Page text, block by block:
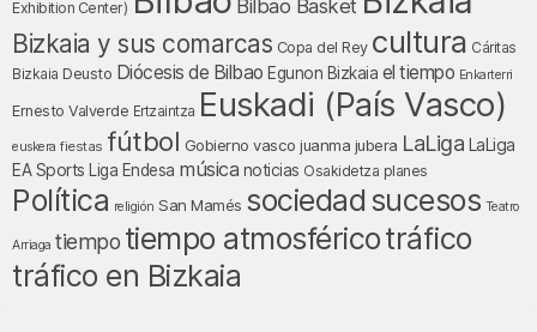
Exhibition Center) Bilbao Basket
Bizkaia y sus comarcas Copa del Rey cultura Cáritas
Bizkaia Deusto Diócesis de Bilbao Egunon Bizkaia el tiempo Enkarterri
Ernesto Valverde Ertzaintza Euskadi (País Vasco)
euskera fiestas fútbol Gobierno vasco juanma jubera LaLiga LaLiga
EA Sports
Liga Endesa música noticias Osakidetza planes
Política religión San Mamés sociedad sucesos Teatro
Arriaga tiempo tiempo atmosféricotráfico
tráfico en Bizkaia